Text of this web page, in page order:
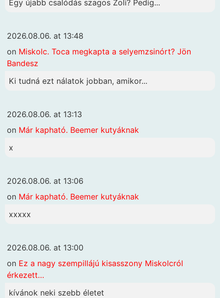
Egy újabb csalódás szagos Zoli? Pedig...
2026.08.06. at 13:48
on Miskolc. Toca megkapta a selyemzsinórt? Jön
Bandesz
Ki tudná ezt nálatok jobban, amikor...
2026.08.06. at 13:13
on Már kapható. Beemer kutyáknak
x
2026.08.06. at 13:06
on Már kapható. Beemer kutyáknak
xxxxx
2026.08.06. at 13:00
on Ez a nagy szempillájú kisasszony Miskolcról
érkezett…
kívánok neki szebb életet